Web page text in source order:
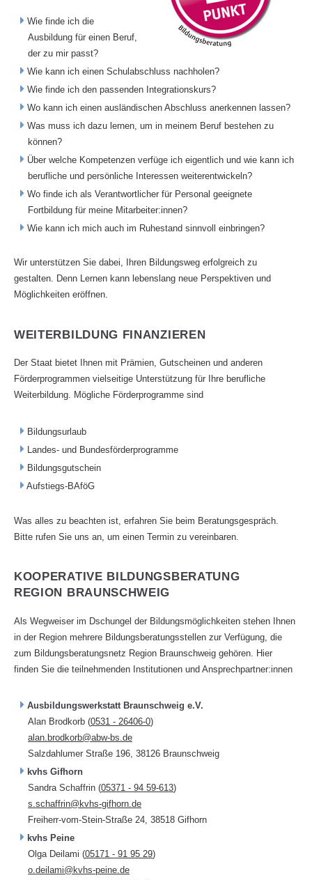
Wie finde ich die
Ausbildung für einen Beruf,
der zu mir passt?
Wie kann ich einen Schulabschluss nachholen?
Wie finde ich den passenden Integrationskurs?
Wo kann ich einen ausländischen Abschluss anerkennen lassen?
Was muss ich dazu lernen, um in meinem Beruf bestehen zu
können?
Über welche Kompetenzen verfüge ich eigentlich und wie kann ich
berufliche und persönliche Interessen weiterentwickeln?
Wo finde ich als Verantwortlicher für Personal geeignete
Fortbildung für meine Mitarbeiter:innen?
Wie kann ich mich auch im Ruhestand sinnvoll einbringen?
Wir unterstützen Sie dabei, Ihren Bildungsweg erfolgreich zu
gestalten. Denn Lernen kann lebenslang neue Perspektiven und
Möglichkeiten eröffnen.
WEITERBILDUNG FINANZIEREN
Der Staat bietet Ihnen mit Prämien, Gutscheinen und anderen
Förderprogrammen vielseitige Unterstützung für Ihre berufliche
Weiterbildung. Mögliche Förderprogramme sind
Bildungsurlaub
Landes- und Bundesförderprogramme
Bildungsgutschein
Aufstiegs-BAföG
Was alles zu beachten ist, erfahren Sie beim Beratungsgespräch.
Bitte rufen Sie uns an, um einen Termin zu vereinbaren.
KOOPERATIVE BILDUNGSBERATUNG
REGION BRAUNSCHWEIG
Als Wegweiser im Dschungel der Bildungsmöglichkeiten stehen Ihnen
in der Region mehrere Bildungsberatungsstellen zur Verfügung, die
zum Bildungsberatungsnetz Region Braunschweig gehören. Hier
finden Sie die teilnehmenden Institutionen und Ansprechpartner:innen
Ausbildungswerkstatt Braunschweig e.V.
Alan Brodkorb (0531 - 26406-0)
alan.brodkorb@abw-bs.de
Salzdahlumer Straße 196, 38126 Braunschweig
kvhs Gifhorn
Sandra Schaffrin (05371 - 94 59-613)
s.schaffrin@kvhs-gifhorn.de
Freiherr-vom-Stein-Straße 24, 38518 Gifhorn
kvhs Peine
Olga Deilami (05171 - 91 95 29)
o.deilami@kvhs-peine.de